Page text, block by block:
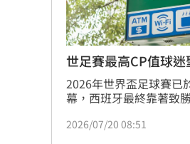
洋將831大限倒
台灣彩券開獎直
LIVE三立+24小
三立iNEWS新聞
世足賽最高CP值球
2026年世界盃足球賽已
幕，西班牙最終靠著致
賞賽事，可能會到餐廳
2026/07/20 08:51